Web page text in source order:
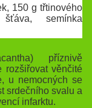
150 g třtinového
semínka
příznivě
rozšiřovat věnčité
u nemocných se
srdečního svalu a
infarktu.